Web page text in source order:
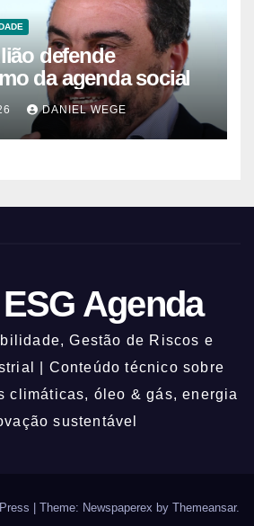
defende
da agenda social
DANIEL WEGE
Agenda
Gestão de Riscos e
| Conteúdo técnico sobre
climáticas, óleo & gás, energia
sustentável
| Theme: Newspaperex by Themeansar.